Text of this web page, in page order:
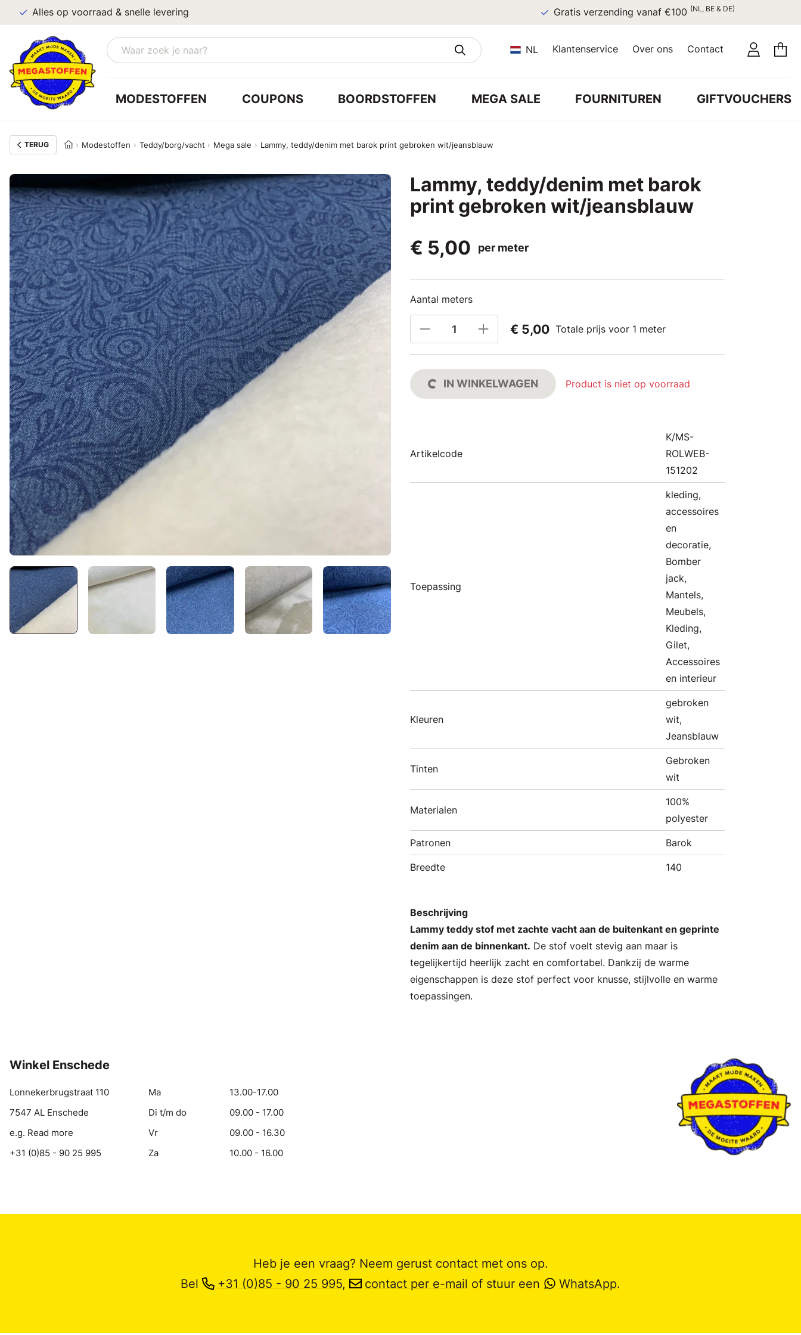
Alles op voorraad & snelle levering Gratis verzending vanaf €100 (NL, BE & DE)
NL Klantenservice Over ons Contact
MODESTOFFEN COUPONS BOORDSTOFFEN MEGA SALE FOURNITUREN GIFTVOUCHERS
TERUG Modestoffen Teddy/borg/vacht Mega sale Lammy, teddy/denim met barok print gebroken wit/jeansblauw
Lammy, teddy/denim met barok
print gebroken wit/jeansblauw
€ 5,00
per meter
Aantal meters
€ 5,00 Totale prijs voor 1 meter
IN WINKELWAGEN Product is niet op voorraad
Artikelcode
K/MS-
ROLWEB-
151202
Toepassing
kleding,
accessoires
en
decoratie,
Bomber
jack,
Mantels,
Meubels,
Kleding,
Gilet,
Accessoires
en interieur
Kleuren
gebroken
wit,
Jeansblauw
Tinten
Gebroken
wit
Materialen
100%
polyester
Patronen Barok
Breedte 140
Beschrijving
Lammy teddy stof met zachte vacht aan de buitenkant en geprinte
denim aan de binnenkant. De stof voelt stevig aan maar is
tegelijkertijd heerlijk zacht en comfortabel. Dankzij de warme
eigenschappen is deze stof perfect voor knusse, stijlvolle en warme
toepassingen.
Winkel Enschede
Lonnekerbrugstraat 110
7547 AL Enschede
e.g. Read more
+31 (0)85 - 90 25 995
Ma
13.00-17.00
Di t/m do
09.00 - 17.00
Vr
09.00 - 16.30
Za
10.00 - 16.00
Heb je een vraag? Neem gerust contact met ons op.
Bel
+31 (0)85 - 90 25 995, contact per e-mail of stuur een WhatsApp.